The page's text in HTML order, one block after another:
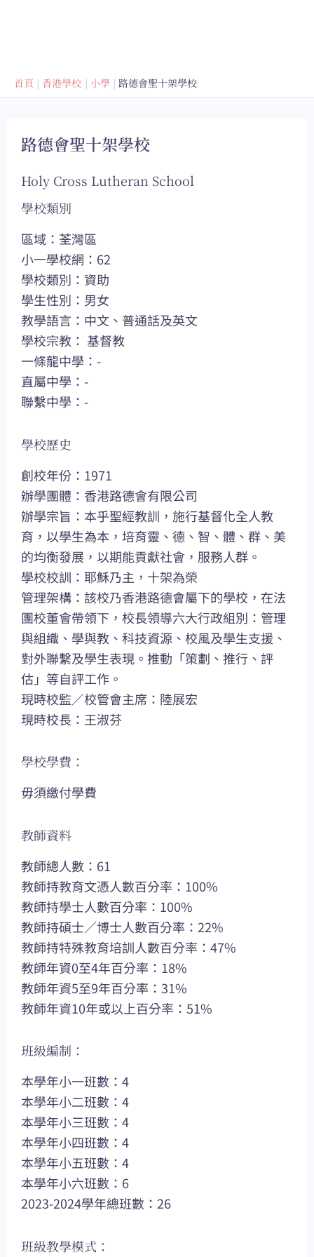
首頁 香港學校 小學 路德會聖十架學校
路德會聖十架學校
Holy Cross Lutheran School
學校類別
區域：荃灣區
小一學校網：62
學校類別：資助
學生性別：男女
教學語言：中文、普通話及英文
學校宗教： 基督教
一條龍中學：-
直屬中學：-
聯繫中學：-
學校歷史
創校年份：1971
辦學團體：香港路德會有限公司
辦學宗旨：本乎聖經教訓，施行基督化全人教
育，以學生為本，培育靈、德、智、體、群、美
的均衡發展，以期能貢獻社會，服務人群。
學校校訓：耶穌乃主，十架為榮
管理架構：該校乃香港路德會屬下的學校，在法
團校董會帶領下，校長領導六大行政組別：管理
與組織、學與教、科技資源、校風及學生支援、
對外聯繫及學生表現。推動「策劃、推行、評
估」等自評工作。
現時校監／校管會主席：陸展宏
現時校長：王淑芬
學校學費：
毋須繳付學費
教師資料
教師總人數：61
教師持教育文憑人數百分率：100%
教師持學士人數百分率：100%
教師持碩士／博士人數百分率：22%
教師持特殊教育培訓人數百分率：47%
教師年資0至4年百分率：18%
教師年資5至9年百分率：31%
教師年資10年或以上百分率：51%
班級編制：
本學年小一班數：4
本學年小二班數：4
本學年小三班數：4
本學年小四班數：4
本學年小五班數：4
本學年小六班數：6
2023-2024學年總班數：26
班級教學模式：